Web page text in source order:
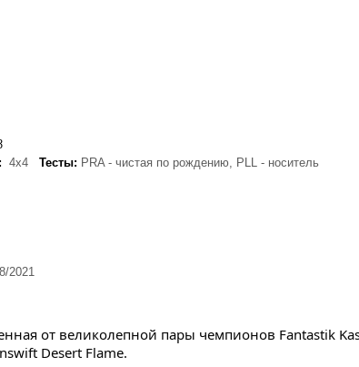
4х4 Тесты: PRA - чистая по рождению, PLL - носитель
2021
от великолепной пары чемпионов Fantastik
Desert Flame.